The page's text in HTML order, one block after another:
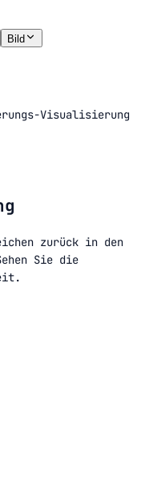
Bild
Visualisierung
zurück in den
Sie die